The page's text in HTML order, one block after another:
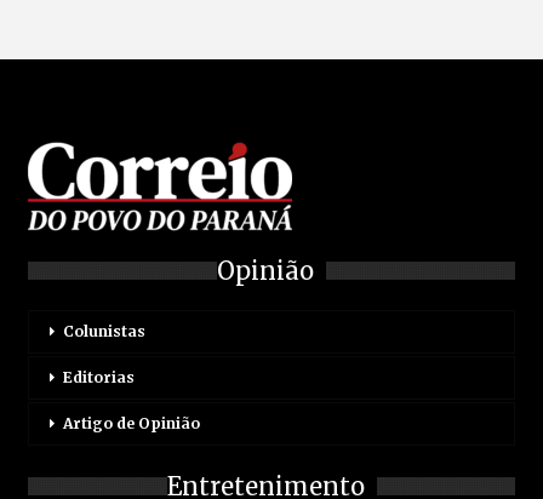
Opinião
Colunistas
Editorias
Artigo de Opinião
Entretenimento